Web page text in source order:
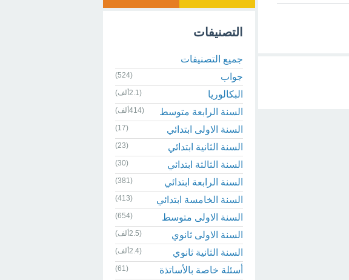
التصنيفات
جميع التصنيفات
جواب
(524)
البكالوريا (2.1ألف)
السنة الرابعة متوسط (414ألف)
السنة الاولى ابتدائي (17)
السنة الثانية ابتدائي (23)
السنة الثالثة ابتدائي (30)
السنة الرابعة ابتدائي (381)
السنة الخامسة ابتدائي (413)
السنة الاولى متوسط (654)
السنة الاولى ثانوي (2.5ألف)
السنة الثانية ثانوي (2.4ألف)
أسئلة خاصة بالأساتذة (61)